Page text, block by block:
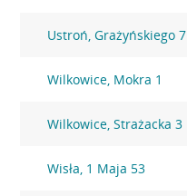
Ustroń, Grażyńskiego 7
Wilkowice, Mokra 1
Wilkowice, Strażacka 3
Wisła, 1 Maja 53